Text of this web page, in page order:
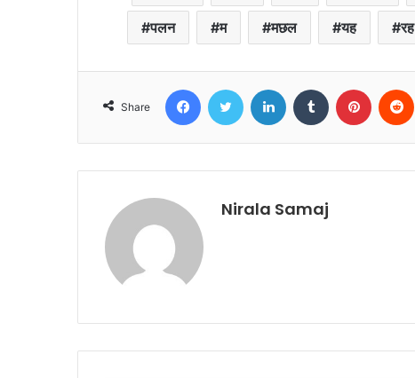
पलन म मछल यह रह
Share
FacebookTwitter LinkedIn Tumblr Pinterest
Nirala Samaj